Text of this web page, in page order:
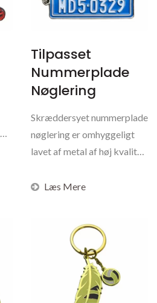
Tilpasset
Nummerplade
Nøglering
Skræddersyet nummerplade
nøglering er omhyggeligt
lavet af metal af høj kvalitet
Læs Mere